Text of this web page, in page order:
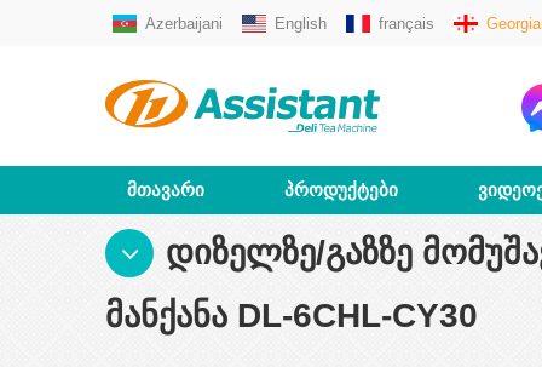
Azerbaijani English français
ᲛᲗᲐᲕᲐᲠᲘ ᲞᲠᲝᲓᲣᲥᲢᲔᲑᲘ
ᲓᲘᲖᲔᲚᲖᲔ/ᲒᲐᲖᲖᲔ
ᲛᲐᲜᲥᲐᲜᲐ DL-6CHL-CY30